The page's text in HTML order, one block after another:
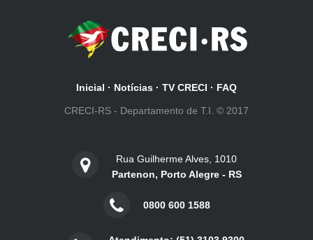
Inicial · Notícias · TV CRECI · FAQ
CRECI-RS - Departamento de T.I. © 2017
Rua Guilherme Alves, 1010
Partenon, Porto Alegre - RS
0800 600 1588